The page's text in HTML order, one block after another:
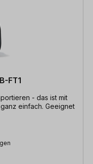
FT1
- das ist mit
einfach. Geeignet